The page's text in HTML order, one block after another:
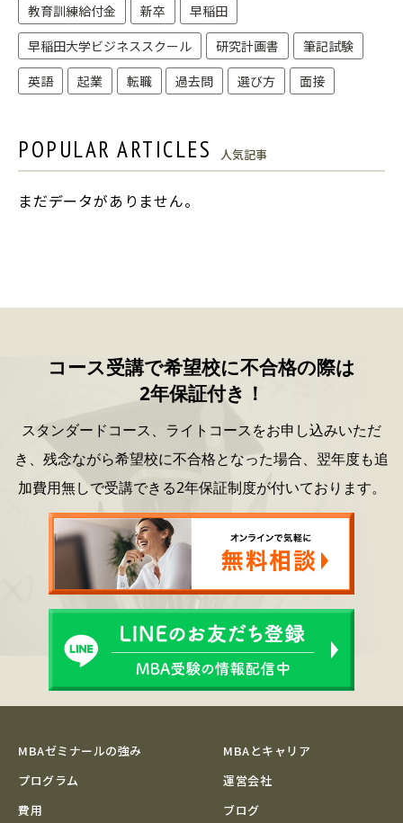
教育訓練給付金
新卒
早稲田
早稲田大学ビジネススクール
研究計画書
筆記試験
英語
起業 転職 過去問 選び方 面接
POPULAR ARTICLES 人気記事
まだデータがありません。
コース受講で希望校に不合格の際は
2年保証付き！
スタンダードコース、ライトコースをお申し込みいただ
き、 残念ながら希望校に不合格となった場合、 翌年度も追
加費用無しで受講できる2年保証制度が付いております。
MBAゼミナールの強み
プログラム
費用
MBAとキャリア
運営会社
ブログ